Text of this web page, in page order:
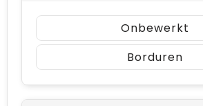
Onbewerkt
Borduren